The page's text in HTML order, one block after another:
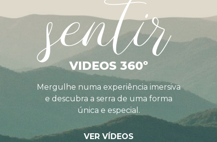
sentir
VIDEOS 360º
Mergulhe numa experiência imersiva
e descubra a serra de uma forma
única e especial.
VER VÍDEOS